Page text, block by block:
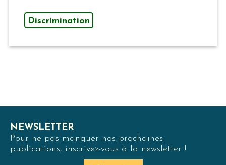
Discrimination
NEWSLETTER
Pour ne pas manquer nos prochaines
publications, inscrivez-vous à la newsletter !